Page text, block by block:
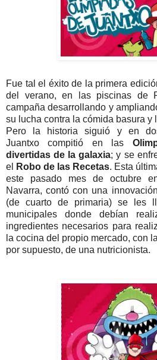
Fue tal el éxito de la primera
del verano, en las piscinas de
campaña desarrollando y
su lucha contra la cómida basura y
Pero la historia siguió y en
Juantxo compitió en las
divertidas de la galaxia; y se
el
Robo de las Recetas. Esta
este pasado mes de octubre
Navarra, contó con una
(de cuarto de primaria) se les
municipales donde debían
ingredientes necesarios para
la cocina del propio mercado, con
por supuesto, de una nutricionista.